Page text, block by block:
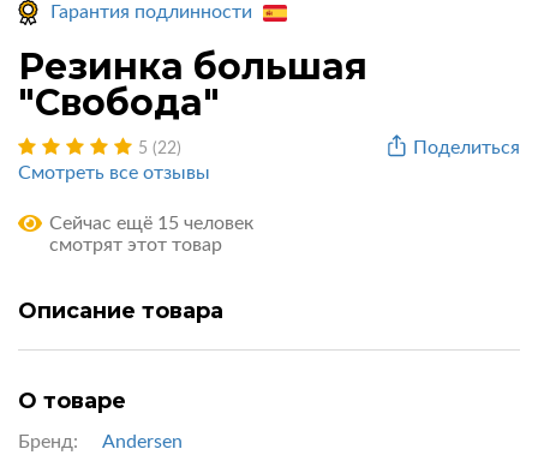
Гарантия подлинности
Резинка большая
"Свобода"
Поделиться
5 (22)
Смотреть все отзывы
Сейчас ещё 15 человек
смотрят этот товар
Описание товара
О товаре
Бренд: Andersen